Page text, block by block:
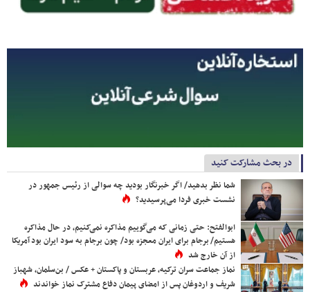
در بحث مشارکت کنید
شما نظر بدهید/ اگر خبرنگار بودید چه سوالی از رئیس جمهور در
نشست خبری فردا می‌پرسیدید؟
ابوالفتح: حتی زمانی که می‌گوییم مذاکره نمی‌کنیم، در حال مذاکره
هستیم/ برجام برای ایران معجزه بود/ چون برجام به سود ایران بود آمریکا
از آن خارج شد
نماز جماعت سران ترکیه، عربستان و پاکستان + عکس / بن‌سلمان، شهباز
شریف و اردوغان پس از امضای پیمان دفاع مشترک نماز خواندند